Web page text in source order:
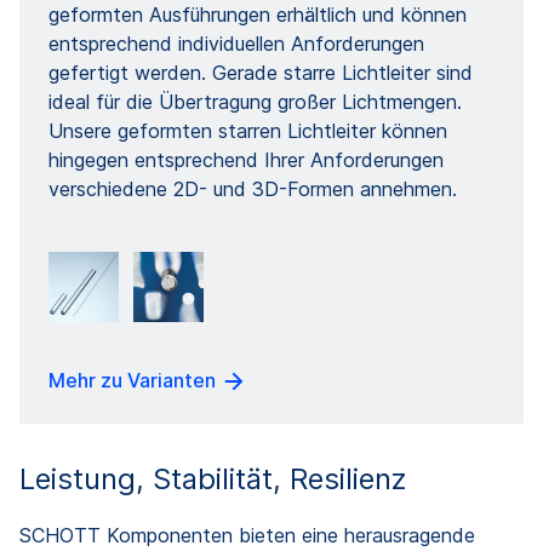
geformten Ausführungen erhältlich und können
entsprechend individuellen Anforderungen
gefertigt werden. Gerade starre Lichtleiter sind
ideal für die Übertragung großer Lichtmengen.
Unsere geformten starren Lichtleiter können
hingegen entsprechend Ihrer Anforderungen
verschiedene 2D- und 3D-Formen annehmen.
Mehr zu Varianten
Leistung, Stabilität, Resilienz
SCHOTT Komponenten bieten eine herausragende